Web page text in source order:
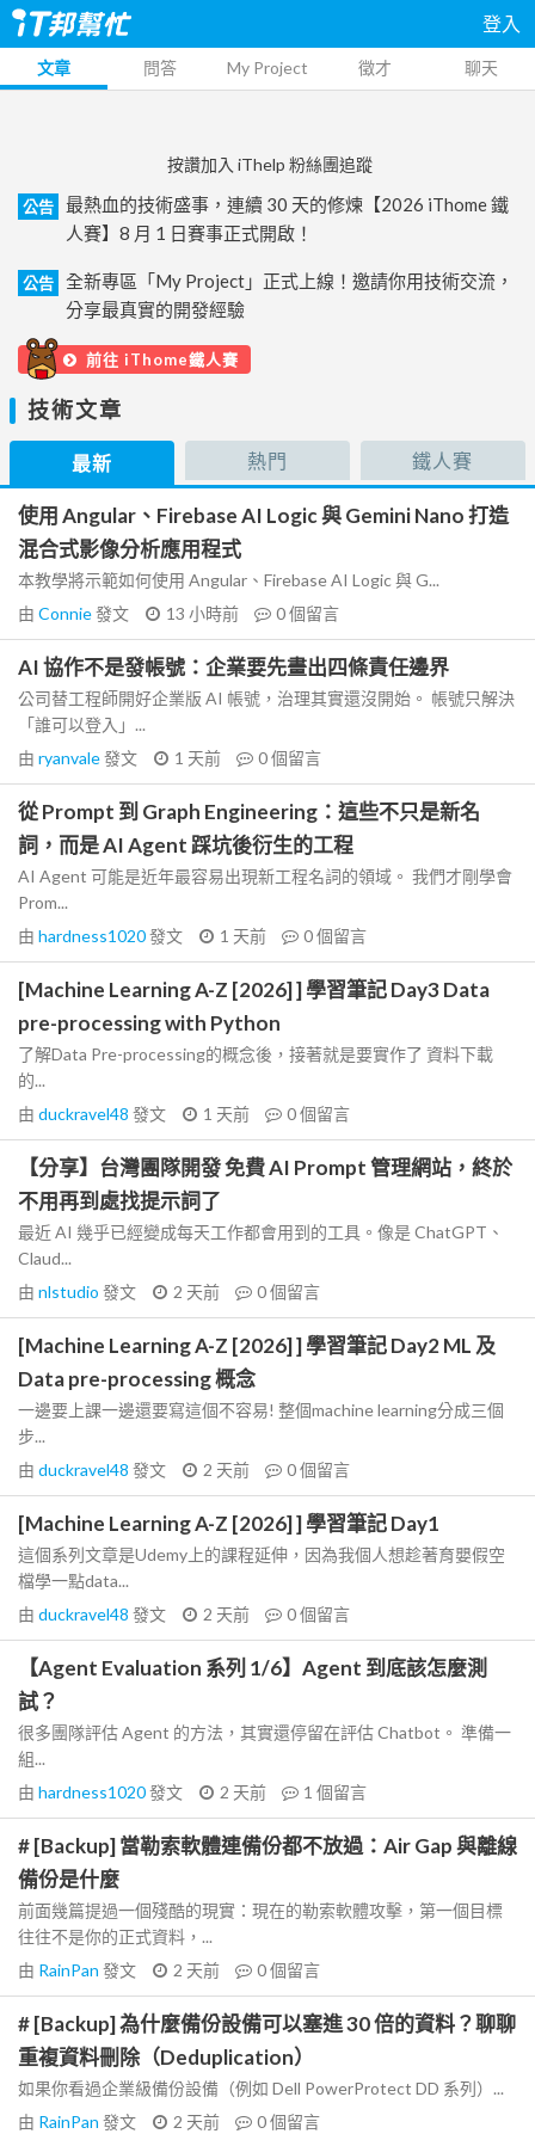
登入
文章 問答 My Project 徵才 聊天
按讚加入 iThelp 粉絲團追蹤
公告
最熱血的技術盛事，連續 30 天的修煉【2026 iThome 鐵
人賽】8 月 1 日賽事正式開啟！
公告
全新專區「My Project」正式上線！邀請你用技術交流，
分享最真實的開發經驗
前往 iThome鐵人賽
技術文章
最新 熱門 鐵人賽
使用 Angular、Firebase AI Logic 與 Gemini Nano 打造
混合式影像分析應用程式
本教學將示範如何使用 Angular、Firebase AI Logic 與 G...
由 Connie發文 13 小時前 0個留言
AI 協作不是發帳號：企業要先畫出四條責任邊界
公司替工程師開好企業版 AI 帳號，治理其實還沒開始。 帳號只解決
「誰可以登入」...
由 ryanvale發文 1 天前 0個留言
從 Prompt 到 Graph Engineering：這些不只是新名
詞，而是 AI Agent 踩坑後衍生的工程
AI Agent 可能是近年最容易出現新工程名詞的領域。 我們才剛學會
Prom...
由 hardness1020發文 1 天前 0個留言
[Machine Learning A-Z [2026] ] 學習筆記 Day3 Data
pre-processing with Python
了解Data Pre-processing的概念後，接著就是要實作了 資料下載
的...
由 duckravel48 發文 1 天前 0個留言
【分享】台灣團隊開發 免費 AI Prompt 管理網站，終於
不用再到處找提示詞了
最近 AI 幾乎已經變成每天工作都會用到的工具。像是 ChatGPT、
Claud...
由 nlstudio 發文 2 天前 0個留言
[Machine Learning A-Z [2026] ] 學習筆記 Day2 ML 及
Data pre-processing 概念
一邊要上課一邊還要寫這個不容易! 整個machine learning分成三個
步...
由 duckravel48 發文 2 天前 0個留言
[Machine Learning A-Z [2026] ] 學習筆記 Day1
這個系列文章是Udemy上的課程延伸，因為我個人想趁著育嬰假空
檔學一點data...
由 duckravel48 發文 2 天前 0個留言
【Agent Evaluation 系列 1/6】Agent 到底該怎麼測
試？
很多團隊評估 Agent 的方法，其實還停留在評估 Chatbot。 準備一
組...
由 hardness1020發文 2 天前 1 個留言
# [Backup] 當勒索軟體連備份都不放過：Air Gap 與離線
備份是什麼
前面幾篇提過一個殘酷的現實：現在的勒索軟體攻擊，第一個目標
往往不是你的正式資料，...
由 RainPan 發文 2 天前 0個留言
# [Backup] 為什麼備份設備可以塞進 30 倍的資料？聊聊
重複資料刪除（Deduplication）
如果你看過企業級備份設備（例如 Dell PowerProtect DD 系列）...
由 RainPan 發文 2 天前 0個留言